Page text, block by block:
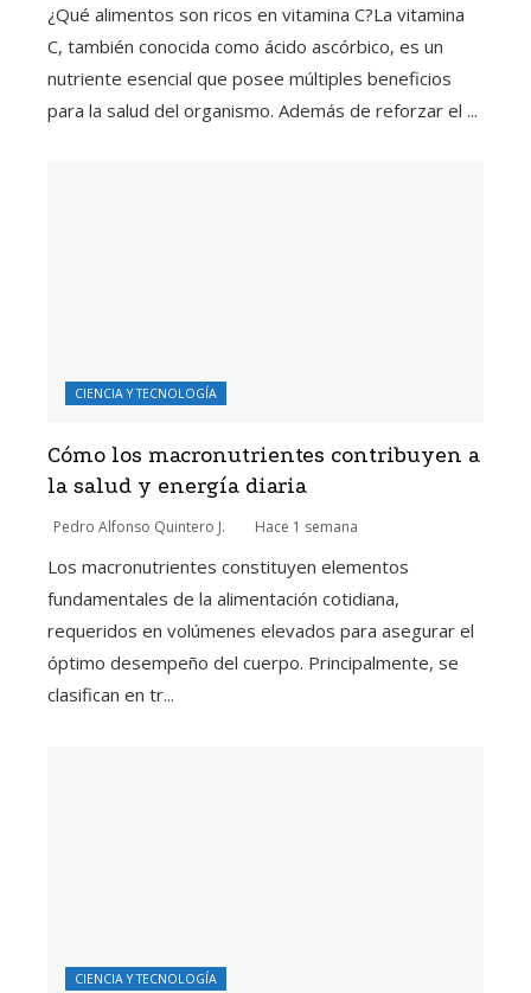
¿Qué alimentos son ricos en vitamina C?La vitamina
C, también conocida como ácido ascórbico, es un
nutriente esencial que posee múltiples beneficios
para la salud del organismo. Además de reforzar el ...
CIENCIA Y TECNOLOGÍA
Cómo los macronutrientes contribuyen a
la salud y energía diaria
Pedro Alfonso Quintero J. Hace 1 semana
Los macronutrientes constituyen elementos
fundamentales de la alimentación cotidiana,
requeridos en volúmenes elevados para asegurar el
óptimo desempeño del cuerpo. Principalmente, se
clasifican en tr...
CIENCIA Y TECNOLOGÍA